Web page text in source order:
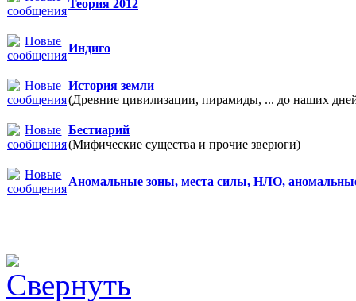
Теория 2012
Индиго
История земли
(Древние цивилизации, пирамиды, ... до наших
Бестиарий
(Мифические существа и прочие зверюги)
Аномальные зоны, места силы, НЛО,